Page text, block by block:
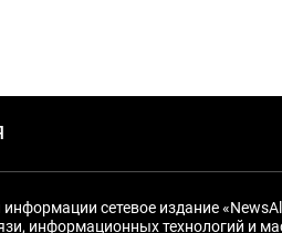
сетевое издание
информационных технологий и